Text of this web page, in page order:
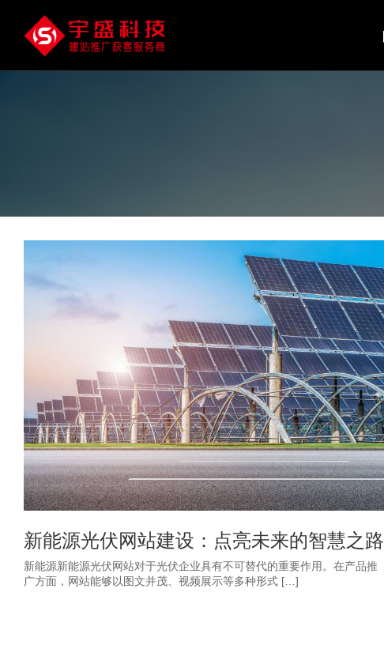
新能源光伏网站建设：点亮未来的智慧之路
新能源新能源光伏网站对于光伏企业具有不可替代的重要作用。在产品推
广方面，网站能够以图文并茂、视频展示等多种形式 […]